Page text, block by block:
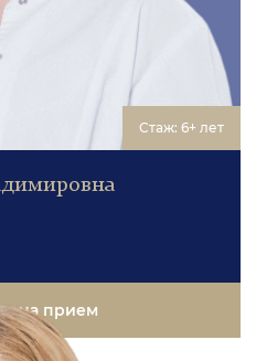
Стаж: 6+ лет
на прием